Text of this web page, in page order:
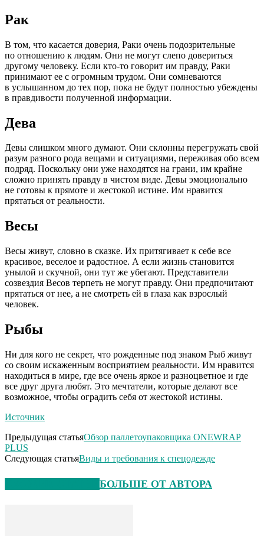
Рак
В том, что касается доверия, Раки очень подозрительные
по отношению к людям. Они не могут слепо довериться
другому человеку. Если кто-то говорит им правду, Раки
принимают ее с огромным трудом. Они сомневаются
в услышанном до тех пор, пока не будут полностью убеждены
в правдивости полученной информации.
Дева
Девы слишком много думают. Они склонны перегружать свой
разум разного рода вещами и ситуациями, переживая обо всем
подряд. Поскольку они уже находятся на грани, им крайне
сложно принять правду в чистом виде. Девы эмоционально
не готовы к прямоте и жестокой истине. Им нравится
прятаться от реальности.
Весы
Весы живут, словно в сказке. Их притягивает к себе все
красивое, веселое и радостное. А если жизнь становится
унылой и скучной, они тут же убегают. Представители
созвездия Весов терпеть не могут правду. Они предпочитают
прятаться от нее, а не смотреть ей в глаза как взрослый
человек.
Рыбы
Ни для кого не секрет, что рожденные под знаком Рыб живут
со своим искаженным восприятием реальности. Им нравится
находиться в мире, где все очень яркое и разноцветное и где
все друг друга любят. Это мечтатели, которые делают все
возможное, чтобы оградить себя от жестокой истины.
Источник
Предыдущая статьяОбзор паллетоупаковщика ONEWRAP
PLUS
Следующая статьяВиды и требования к спецодежде
БОЛЬШЕ ОТ АВТОРА